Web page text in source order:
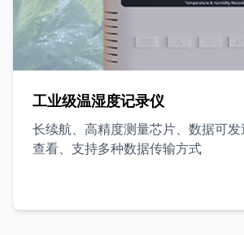
工业级温湿度记录仪
长续航、高精度测量芯片、数据可
查看、支持多种数据传输方式